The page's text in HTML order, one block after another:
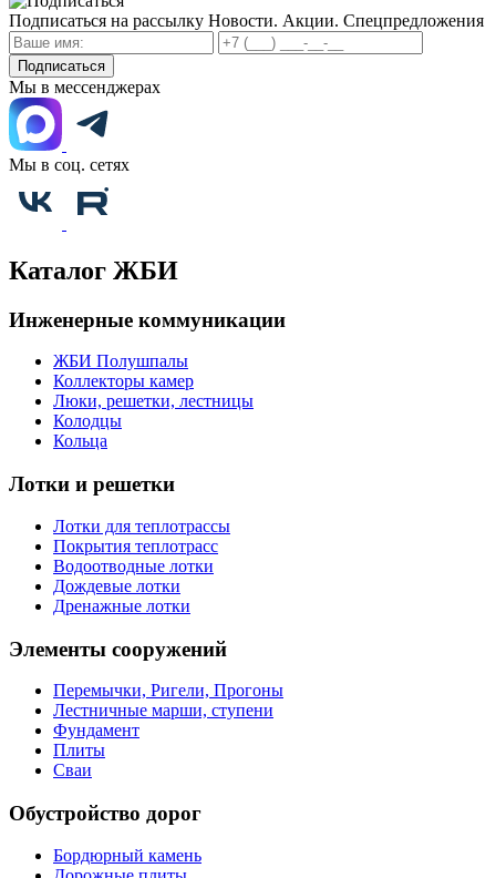
Подписаться на рассылку Новости. Акции. Спецпредложения
Подписаться
Мы в мессенджерах
Мы в соц. сетях
Каталог ЖБИ
Инженерные коммуникации
ЖБИ Полушпалы
Коллекторы камер
Люки, решетки, лестницы
Колодцы
Кольца
Лотки и решетки
Лотки для теплотрассы
Покрытия теплотрасс
Водоотводные лотки
Дождевые лотки
Дренажные лотки
Элементы сооружений
Перемычки, Ригели, Прогоны
Лестничные марши, ступени
Фундамент
Плиты
Сваи
Обустройство дорог
Бордюрный камень